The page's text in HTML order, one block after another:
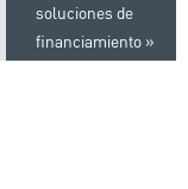
soluciones de
financiamiento